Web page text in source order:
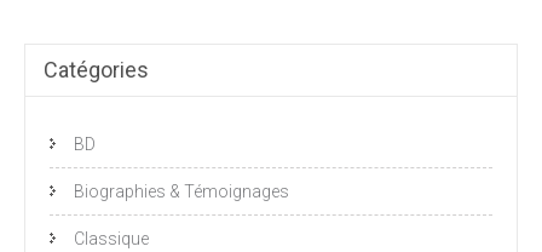
Catégories
BD
Biographies & Témoignages
Classique